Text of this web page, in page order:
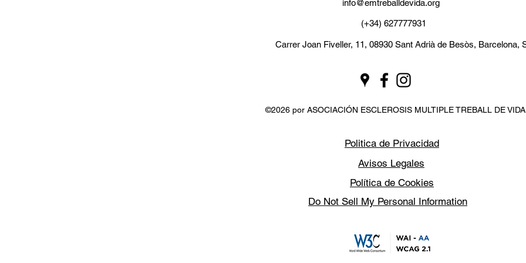
info@emtreballdevida.org
(+34) 627777931
Carrer Joan Fiveller, 11, 08930 Sant Adrià de Besòs, Barcelona,
©2026 por ASOCIACIÓN ESCLEROSIS MULTIPLE TREBALL DE VIDA
Politica de Privacidad
Avisos Legales
Política de Cookies
Do Not Sell My Personal Information